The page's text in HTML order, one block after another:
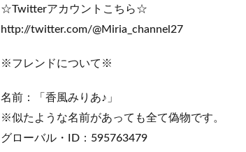
☆Twitterアカウントこちら☆
http://twitter.com/@Miria_channel27
※フレンドについて※
名前：「香風みりあ♪」
※似たような名前があっても全て偽物です。
グローバル・ID：595763479